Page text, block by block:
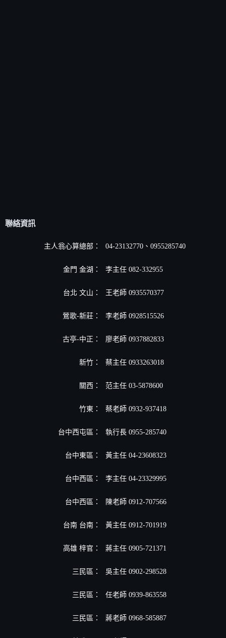
聯絡資訊
主人翁心算總部： 04-23132770、0955285740
金門 金湖： 李主任 082-332955
台北 文山： 王老師 0935570377
鶯歌-新莊： 李老師 0928515526
古亭-中正： 廖老師 0937882833
新竹： 蔡主任 0933263018
關西： 范主任 03-5878600
竹東： 蔡老師 0932-937418
台中西屯區： 執行長 0955-285740
台中東區： 黃主任 04-23608323
台中西區： 李主任 04-23329995
台中西區： 陳老師 0912-707566
台南 台南： 黃主任 0912-701919
高雄 梓官： 蔣主任 0905-721371
三民區： 吳主任 0902-298528
三民區： 任老師 0939-863558
三民區： 蔣老師 0968-585887